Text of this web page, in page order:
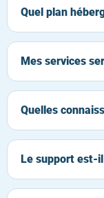
Quel plan
Mes services
Quelles
Le support est-